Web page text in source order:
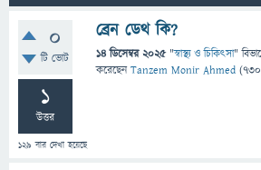
0
টি ভোট
1
উত্তর
129 বার দেখা হয়েছে
ব্রেন ডেথ কি?
14 ডিসেম্বর 2025 "স্বাস্থ্য ও চিকিৎসা"
করেছেনTanzem Monir Ahmed (730